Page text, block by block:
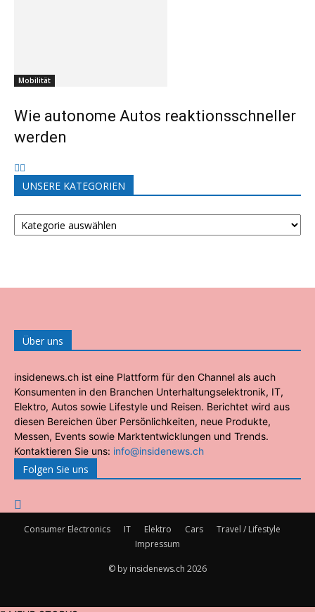
Mobilität
Wie autonome Autos reaktionsschneller
werden
UNSERE KATEGORIEN
UNSERE
KATEGORIEN
Über uns
insidenews.ch ist eine Plattform für den Channel als auch
Konsumenten in den Branchen Unterhaltungselektronik, IT,
Elektro, Autos sowie Lifestyle und Reisen. Berichtet wird aus
diesen Bereichen über Persönlichkeiten, neue Produkte,
Messen, Events sowie Marktentwicklungen und Trends.
Kontaktieren Sie uns: info@insidenews.ch
Folgen Sie uns
Consumer Electronics IT Elektro Cars
Travel / Lifestyle
Impressum
© by insidenews.ch 2026